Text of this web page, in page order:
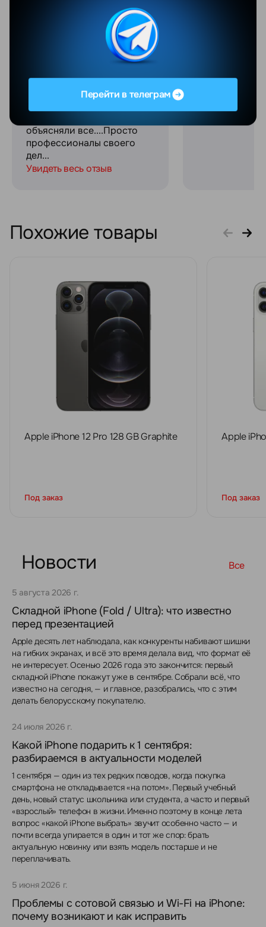
полгода поймал какую-то
ошибку.....Мы телефон
гарантии.....Спасибо
работают !!!Они все время
были с нами на
объясняли все....Просто
профессионалы своего
дел...
Увидеть весь отзыв
Похожие товары
Apple iPhone 12 Pro 128 GB Graphite
Под заказ
Apple
Под заказ
Новости Все
5 августа 2026 г.
Складной iPhone (Fold / Ultra): что известно
перед презентацией
Apple десять лет наблюдала, как конкуренты набивают шишки
на гибких экранах, и всё это время делала вид, что формат её
не интересует. Осенью 2026 года это закончится: первый
складной iPhone покажут уже в сентябре. Собрали всё, что
известно на сегодня, — и главное, разобрались, что с этим
делать белорусскому покупателю.
24 июля 2026 г.
Какой iPhone подарить к 1 сентября:
разбираемся в актуальности моделей
1 сентября — один из тех редких поводов, когда покупка
смартфона не откладывается «на потом». Первый учебный
день, новый статус школьника или студента, а часто и первый
«взрослый» телефон в жизни. Именно поэтому в конце лета
вопрос «какой iPhone выбрать» звучит особенно часто — и
почти всегда упирается в один и тот же спор: брать
актуальную новинку или взять модель постарше и не
переплачивать.
5 июня 2026 г.
Проблемы с сотовой связью и Wi-Fi на iPhone:
почему возникают и как исправить
Перейти в телеграм